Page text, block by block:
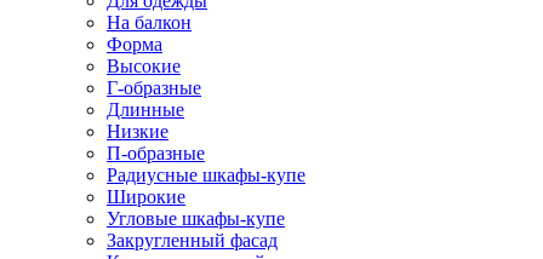
На балкон
Форма
Высокие
Г-образные
Длинные
Низкие
П-образные
Радиусные шкафы-купе
Широкие
Угловые шкафы-купе
Закругленный фасад